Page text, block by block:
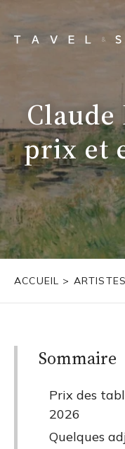
prix et
ACCUEIL > ARTISTES
Sommaire
Prix des
2026
Quelques